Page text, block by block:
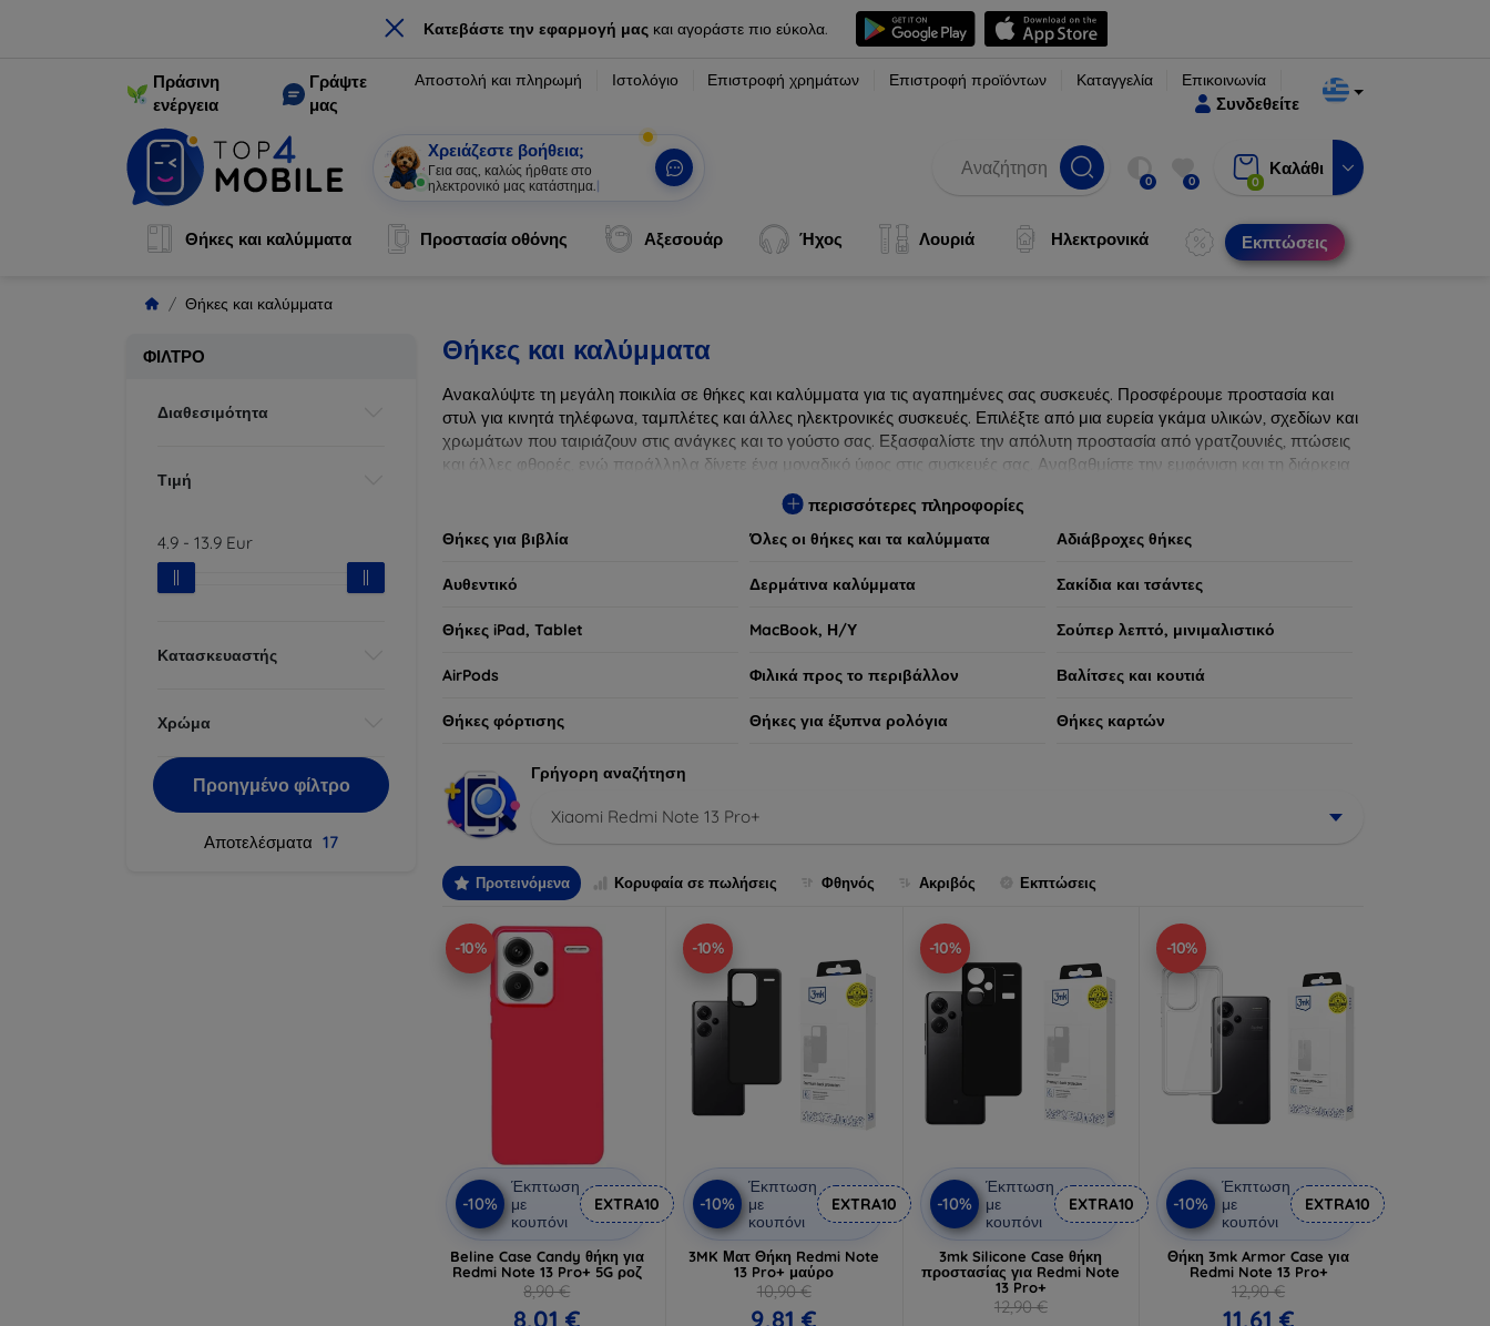
× Κατεβάστε την εφαρμογή μαςκαι αγοράστε πιο εύκολα.
Πράσινη
ενέργεια
Γράψτε
μας
Αποστολή και πληρωμή Ιστολόγιο Επιστροφή χρημάτων Επιστροφή προϊόντων Καταγγελία Επικοινωνία
Συνδεθείτε
Χρειάζεστε βοήθεια;
Γεια σας, καλώς ήρθατε στο
ηλεκτρονικό μας κατάστημα. | 0 0 0
Καλάθι
Θήκες και καλύμματα Προστασία οθόνης Αξεσουάρ Ήχος Λουριά Ηλεκτρονικά Εκπτώσεις
Θήκες και καλύμματα
ΦΊΛΤΡΟ
Διαθεσιμότητα
Τιμή
4.9 - 13.9 Eur
Κατασκευαστής
Χρώμα
Προηγμένο φίλτρο
Αποτελέσματα 17
Θήκες και καλύμματα
Ανακαλύψτε τη μεγάλη ποικιλία σε θήκες και καλύμματα για τις αγαπημένες σας συσκευές. Προσφέρουμε προστασία και
στυλ για κινητά τηλέφωνα, ταμπλέτες και άλλες ηλεκτρονικές συσκευές. Επιλέξτε από μια ευρεία γκάμα υλικών, σχεδίων και
χρωμάτων που ταιριάζουν στις ανάγκες και το γούστο σας. Εξασφαλίστε την απόλυτη προστασία από γρατζουνιές, πτώσεις
και άλλες φθορές, ενώ παράλληλα δίνετε ένα μοναδικό ύφος στις συσκευές σας. Αναβαθμίστε την εμφάνιση και τη διάρκεια
περισσότερες πληροφορίες
Θήκες για βιβλία Όλες οι θήκες και τα καλύμματα Αδιάβροχες θήκες
Αυθεντικό Δερμάτινα καλύμματα Σακίδια και τσάντες
Θήκες iPad, Tablet MacBook, Η/Υ Σούπερ λεπτό, μινιμαλιστικό
AirPods Φιλικά προς το περιβάλλον Βαλίτσες και κουτιά
Θήκες φόρτισης Θήκες για έξυπνα ρολόγια Θήκες καρτών
Γρήγορη αναζήτηση
Xiaomi Redmi Note 13 Pro+
Προτεινόμενα Κορυφαία σε πωλήσεις Φθηνός Ακριβός Εκπτώσεις
-10%
-10%
Έκπτωση
με
κουπόνι
EXTRA10
Beline Case Candy θήκη για
Redmi Note 13 Pro+ 5G ροζ
8,90 €
8,01 €
-10%
-10%
Έκπτωση
με
κουπόνι
EXTRA10
3MK Ματ Θήκη Redmi Note
13 Pro+ μαύρο
10,90 €
9,81 €
-10%
-10%
Έκπτωση
με
κουπόνι
EXTRA10
3mk Silicone Case θήκη
προστασίας για Redmi Note
13 Pro+
12,90 €
-10%
-10%
Έκπτωση
με
κουπόνι
EXTRA10
Θήκη 3mk Armor Case για
Redmi Note 13 Pro+
12,90 €
11,61 €